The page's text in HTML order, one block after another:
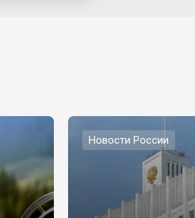
Новости России